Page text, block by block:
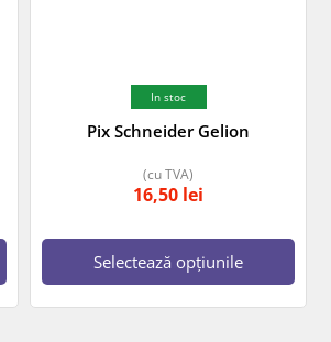
In stoc
Pix Schneider Gelion
16,50 lei
(cu TVA)
Selectează opțiunile